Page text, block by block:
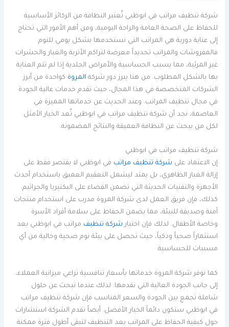
شركة تنظيف مراتب في ابوظبي تُعتبر النظافة من الركائز الأساسية
للحفاظ على الصحة العامة والراحة اليومية، ومن أهم الأمور التي تحتاج
إلى عناية دورية هي المراتب التي نستخدمها بشكل يومي للنوم.
فالمفروشات والمراتب تحديداً معرضة لتراكم الأتربة والغبار والحشرات
غير المرئية، مما يسبب الحساسية والأمراض الجلدية إذا لم تتم العناية
بها بالشكل المطلوب. من هنا يبرز دور شركة المروة كواحدة من أبرز
الشركات المتخصصة في هذا المجال، حيث تقدم خدمات عالية الجودة
في مجال تنظيف المراتب. وعند الحديث عن خدماتها المميزة في
العاصمة، نجد أن شركة تنظيف مراتب في ابوظبي تُعد الخيار الأمثل
لكل من يبحث عن النظافة العميقة والنتائج المضمونة.
شركة تنظيف مراتب في ابوظبي
إن الاعتماد على شركة تنظيف مراتب في ابوظبي لا يقتصر فقط على
إزالة الغبار الظاهري، بل يمتد ليشمل التعقيم العميق باستخدام أحدث
الأجهزة والتقنيات الحديثة التي تضمن القضاء على البكتيريا والجراثيم.
كذلك، فإن فريق العمل لدى شركة المروة مدرب على استخدام منتجات
آمنة وصديقة للبيئة، مما يضمن الحفاظ على سلامة أفراد الأسرة
وخاصة الأطفال. لذلك فإن اختيار شركة تنظيف مراتب في ابوظبي يعد
استثماراً صحياً وذكياً، حيث تحصل على بيئة نوم صحية وخالية من أي
مسببات للحساسية.
كما توفر شركة المروة خدماتها بأسعار تنافسية تراعي ميزانية العملاء،
إلى جانب الجودة العالية التي تقدمها. لذلك عندما تبحث عن حلول
شاملة تجمع بين الجودة والسعر المناسب فإن شركة تنظيف مراتب
في ابوظبي ستكون دائماً الخيار الأفضل. أيضاً تقدم الشركة استشارات
حول كيفية الحفاظ على المراتب بعد التنظيف لتبقى أطول فترة ممكنة